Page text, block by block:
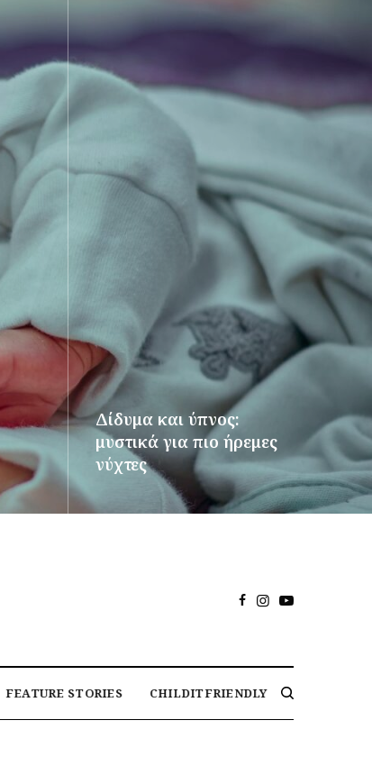
Δίδυμα και ύπνος:
μυστικά για πιο ήρεμες
νύχτες
ΠΕΡΙΣΣΌΤΕΡΑ
FEATURE STORIES CHILDITFRIENDLY